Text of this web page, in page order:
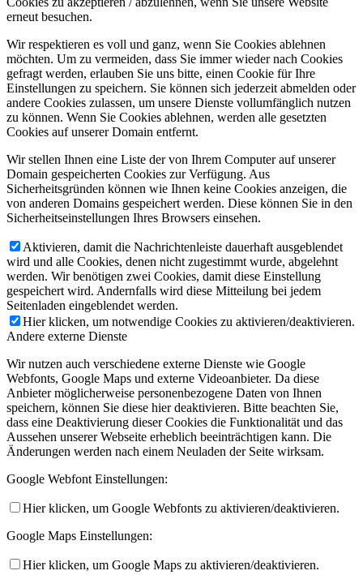
erneut besuchen.
Wir respektieren es voll und ganz, wenn Sie Cookies ablehnen
möchten. Um zu vermeiden, dass Sie immer wieder nach Cookies
gefragt werden, erlauben Sie uns bitte, einen Cookie für Ihre
Einstellungen zu speichern. Sie können sich jederzeit abmelden oder
andere Cookies zulassen, um unsere Dienste vollumfänglich nutzen
zu können. Wenn Sie Cookies ablehnen, werden alle gesetzten
Cookies auf unserer Domain entfernt.
Wir stellen Ihnen eine Liste der von Ihrem Computer auf unserer
Domain gespeicherten Cookies zur Verfügung. Aus
Sicherheitsgründen können wie Ihnen keine Cookies anzeigen, die
von anderen Domains gespeichert werden. Diese können Sie in den
Sicherheitseinstellungen Ihres Browsers einsehen.
Aktivieren, damit die Nachrichtenleiste dauerhaft ausgeblendet
wird und alle Cookies, denen nicht zugestimmt wurde, abgelehnt
werden. Wir benötigen zwei Cookies, damit diese Einstellung
gespeichert wird. Andernfalls wird diese Mitteilung bei jedem
Seitenladen eingeblendet werden.
Hier klicken, um notwendige Cookies zu aktivieren/deaktivieren.
Andere externe Dienste
Wir nutzen auch verschiedene externe Dienste wie Google
Webfonts, Google Maps und externe Videoanbieter. Da diese
Anbieter möglicherweise personenbezogene Daten von Ihnen
speichern, können Sie diese hier deaktivieren. Bitte beachten Sie,
dass eine Deaktivierung dieser Cookies die Funktionalität und das
Aussehen unserer Webseite erheblich beeinträchtigen kann. Die
Änderungen werden nach einem Neuladen der Seite wirksam.
Google Webfont Einstellungen:
Hier klicken, um Google Webfonts zu aktivieren/deaktivieren.
Google Maps Einstellungen:
Hier klicken, um Google Maps zu aktivieren/deaktivieren.